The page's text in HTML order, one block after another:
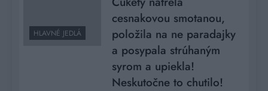
HLAVNÉ JEDLÁ
cesnakovou smotanou,
položila na ne paradajky
a posypala strúhaným
syrom a upiekla!
Neskutočne to chutilo!